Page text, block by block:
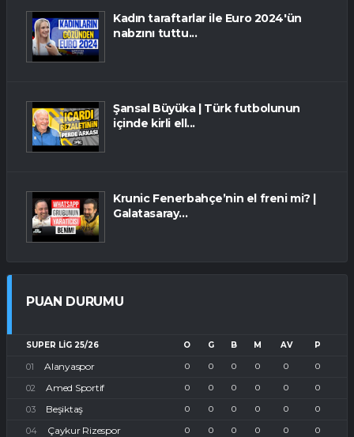
Kadın taraftarlar ile Euro 2024'ün
nabzını tuttu...
Şansal Büyüka | Türk futbolunun
içinde kirli ell...
Krunic Fenerbahçe’nin el freni mi? |
Galatasaray...
PUAN DURUMU
SUPER LIG 25/26 O G B M AV P
Alanyaspor 0 0 0 0 0 0
Amed Sportif 0 0 0 0 0 0
Beşiktaş 0 0 0 0 0 0
Çaykur Rizespor 0 0 0 0 0 0